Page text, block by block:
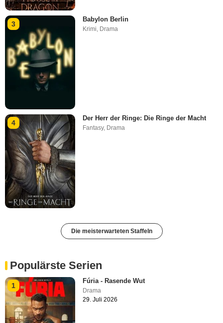
3
Babylon Berlin
Krimi Drama
4
Der Herr der Ringe: Die Ringe der Macht
Fantasy, Drama
Die meisterwarteten Staffeln
Populärste Serien
1
Fúria - Rasende Wut
Drama
29. Juli 2026